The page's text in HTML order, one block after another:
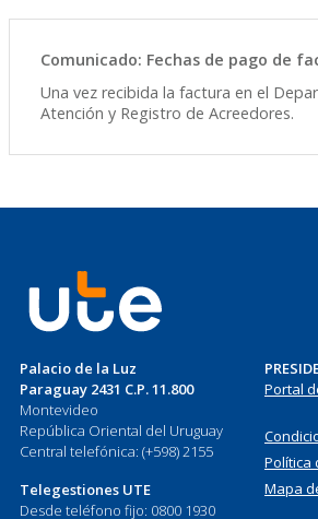
Comunicado: Fechas de pago de
Una vez recibida la factura en el
Atención y Registro de Acreedores.
Palacio de la Luz
Paraguay 2431 C.P. 11.800
Montevideo
República Oriental del Uruguay
Central telefónica: (+598) 2155
Telegestiones UTE
Desde teléfono fijo: 0800 1930
Portal
Política
Mapa